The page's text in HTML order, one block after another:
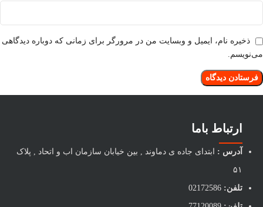
ذخیره نام، ایمیل و وبسایت من در مرورگر برای زمانی که دوباره دیدگاهی
می‌نویسم.
ارتباط باما
آدرس : ابتدای جاده ی دماوند , بین خیابان سازمان اب و اتحاد , پلاک
۵۱
تلفن: 02172586